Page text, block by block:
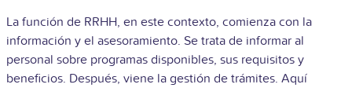
La función de RRHH, en este contexto, comienza con la
información y el asesoramiento. Se trata de informar al
personal sobre programas disponibles, sus requisitos y
beneficios. Después, viene la gestión de trámites. Aquí